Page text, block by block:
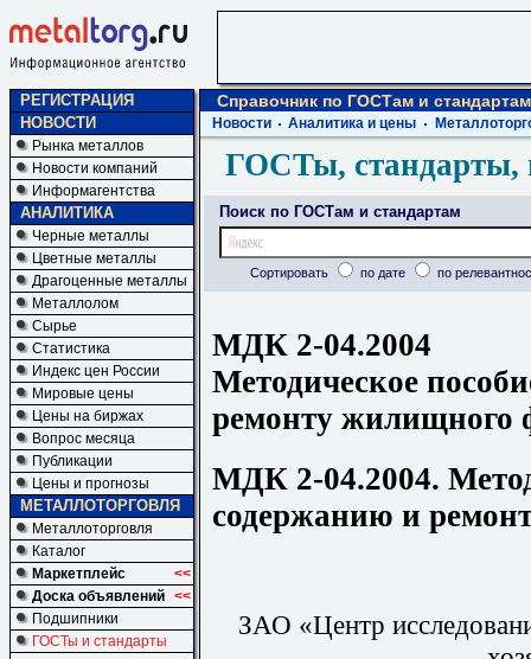
РЕГИСТРАЦИЯ
НОВОСТИ
Рынка металлов
Новости компаний
Информагентства
АНАЛИТИКА
Черные металлы
Цветные металлы
Драгоценные металлы
Металлолом
Сырье
Статистика
Индекс цен России
Мировые цены
Цены на биржах
Вопрос месяца
Публикации
Цены и прогнозы
МЕТАЛЛОТОРГОВЛЯ
Металлоторговля
Каталог
Маркетплейс
<<
Доска объявлений <<
Подшипники
ГОСТы и стандарты
Справочник по ГОСТам и стандартам
Новости Аналитика и цены
ГОСТы, стандарты,
Поиск по ГОСТам и стандартам
Сортировать по дате по
МДК 2-04.2004
Методическое
ремонту жилищного
МДК 2-04.2004.
содержанию и
ЗАО «Центр